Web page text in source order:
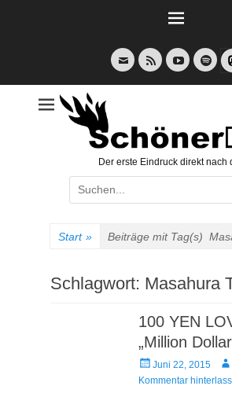
E-
Mail
Feed YouTube
Der erste Eindruck direkt nach
Suche
nach:
Start » Beiträge mit Tag(s)
Schlagwort: Masahura
100 YEN
„Million
Veröffentlicht
am
Juni 22, 2015
Kommentar